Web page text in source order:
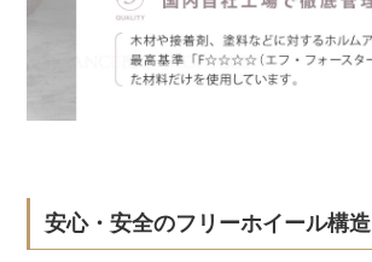
安心・安全のフリーホイール構造